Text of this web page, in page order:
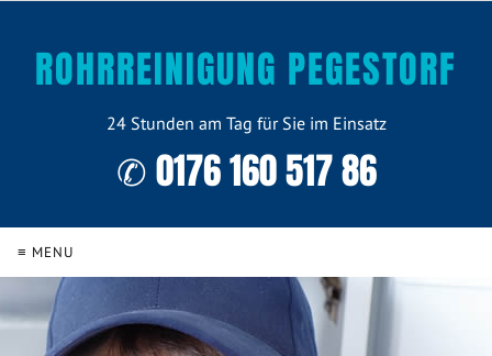
ROHRREINIGUNG PEGESTORF
24 Stunden am Tag für Sie im Einsatz
✆ 0176 160 517 86
≡ MENU